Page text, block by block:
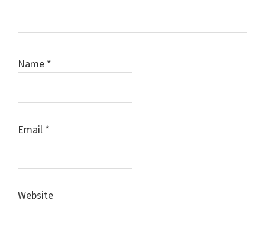
Name *
Email *
Website